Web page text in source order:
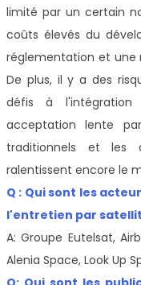
limité par un certain
coûts élevés du
réglementation et
De plus, il y a des
défis à
acceptation lente
traditionnels et les
ralentissent encore le
Q : Qui sont les
l'entretien par
A: Groupe Eutelsat,
Alenia Space, Look Up